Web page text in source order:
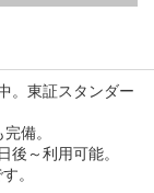
。東証スタンダー
備。
後～利用可能。
。